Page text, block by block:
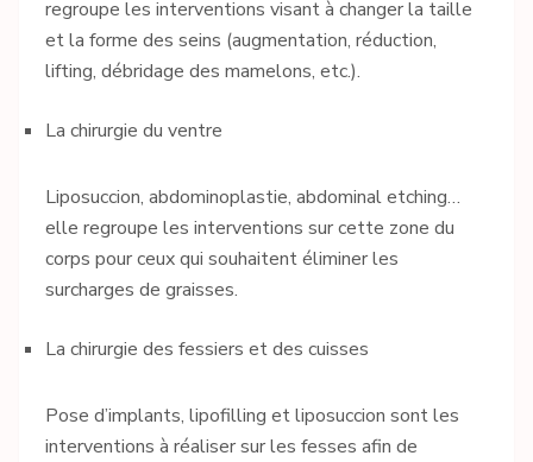
regroupe les interventions visant à changer la taille
et la forme des seins (augmentation, réduction,
lifting, débridage des mamelons, etc.).
La chirurgie du ventre
Liposuccion, abdominoplastie, abdominal etching…
elle regroupe les interventions sur cette zone du
corps pour ceux qui souhaitent éliminer les
surcharges de graisses.
La chirurgie des fessiers et des cuisses
Pose d’implants, lipofilling et liposuccion sont les
interventions à réaliser sur les fesses afin de